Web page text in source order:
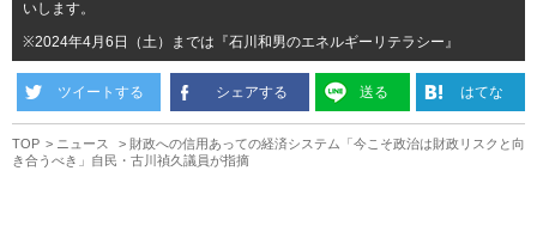
いします。
※2024年4月6日（土）までは『石川和男のエネルギーリテラシー』
ツイートする シェアする 送る はてな
TOP ニュース
財政への信用あっての経済システム「今こそ政治は財政リスクと向
き合うべき」自民・古川禎久議員が指摘